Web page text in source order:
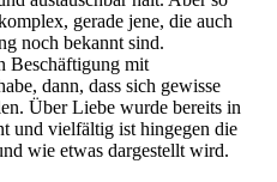
gerade jene, die auch
noch bekannt sind.
Beschäftigung mit
dann, dass sich gewisse
Über Liebe wurde bereits in
und vielfältig ist hingegen die
wie etwas dargestellt wird.